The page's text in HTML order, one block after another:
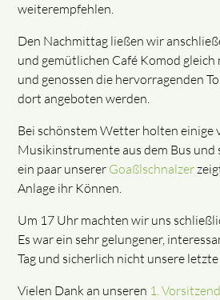
weiterempfehlen.
Den Nachmittag ließen wir
und gemütlichen Café Komod gleich
und genossen die hervorragenden
dort angeboten werden.
Bei schönstem Wetter holten einige
Musikinstrumente aus dem Bus und
ein paar unserer Goaßlschnalzer
Anlage ihr Können.
Um 17 Uhr machten wir uns
Es war ein sehr gelungener,
Tag und sicherlich nicht unsere
Vielen Dank an unseren 1.